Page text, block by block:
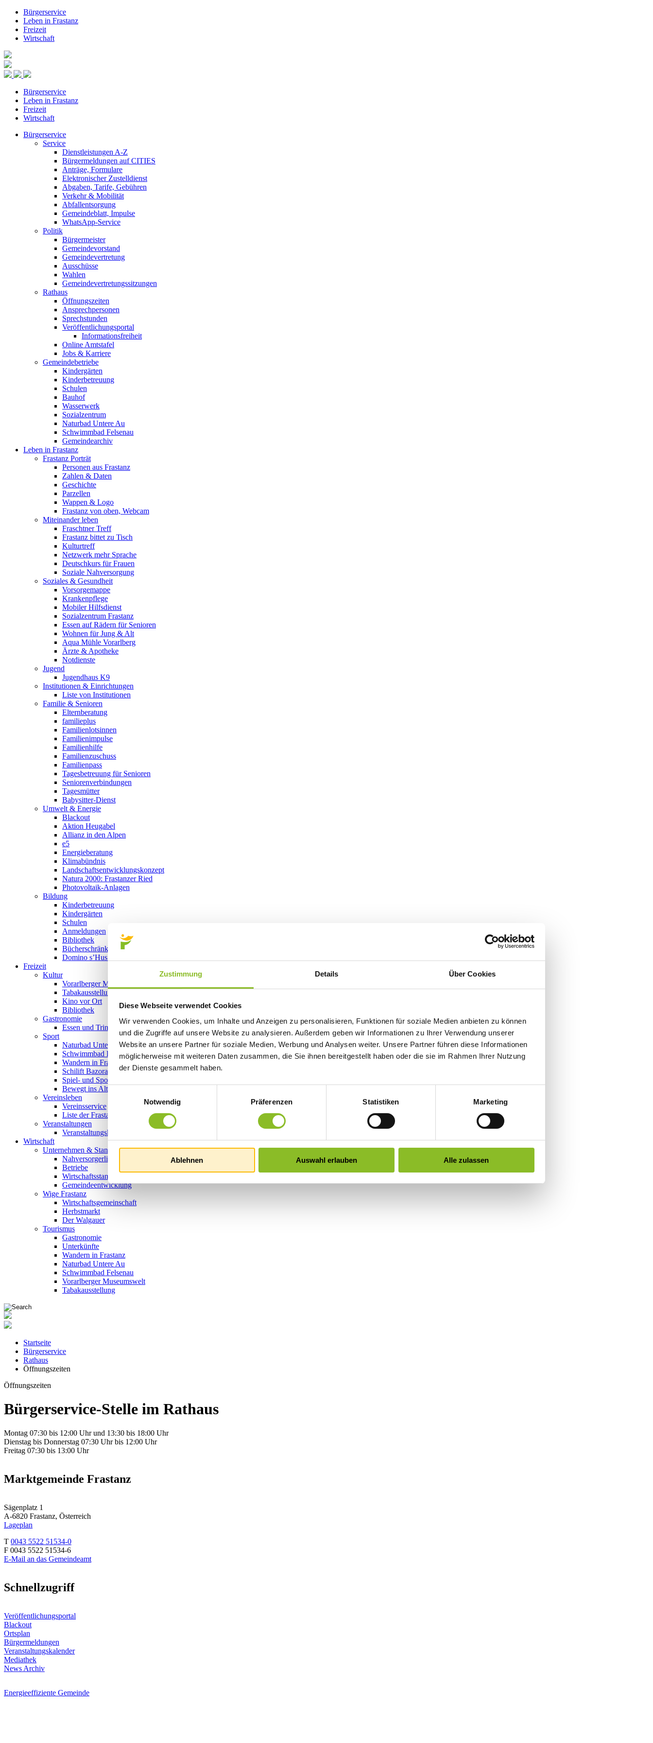
Zustimmung Details Über Cookies
Diese Webseite verwendet Cookies
Wir verwenden Cookies, um Inhalte und Anzeigen zu personalisieren, Funktionen für soziale Medien anbieten zu können
und die Zugriffe auf unsere Website zu analysieren. Außerdem geben wir Informationen zu Ihrer Verwendung unserer
Website an unsere Partner für soziale Medien, Werbung und Analysen weiter. Unsere Partner führen diese Informationen
möglicherweise mit weiteren Daten zusammen, die Sie ihnen bereitgestellt haben oder die sie im Rahmen Ihrer Nutzung
der Dienste gesammelt haben.
Einwilligungsauswahl
Notwendig
Präferenzen Statistiken Marketing
Ablehnen Auswahl erlauben Alle zulassen
Bürgerservice
Leben in Frastanz
Freizeit
Wirtschaft
Bürgerservice
Leben in Frastanz
Freizeit
Wirtschaft
Bürgerservice
Service
Dienstleistungen A-Z
Bürgermeldungen auf CITIES
Anträge, Formulare
Elektronischer Zustelldienst
Abgaben, Tarife, Gebühren
Verkehr & Mobilität
Abfallentsorgung
Gemeindeblatt, Impulse
WhatsApp-Service
Politik
Bürgermeister
Gemeindevorstand
Gemeindevertretung
Ausschüsse
Wahlen
Gemeindevertretungssitzungen
Rathaus
Öffnungszeiten
Ansprechpersonen
Sprechstunden
Veröffentlichungsportal
Informationsfreiheit
Online Amtstafel
Jobs & Karriere
Gemeindebetriebe
Kindergärten
Kinderbetreuung
Schulen
Bauhof
Wasserwerk
Sozialzentrum
Naturbad Untere Au
Schwimmbad Felsenau
Gemeindearchiv
Leben in Frastanz
Frastanz Porträt
Personen aus Frastanz
Zahlen & Daten
Geschichte
Parzellen
Wappen & Logo
Frastanz von oben, Webcam
Miteinander leben
Fraschtner Treff
Frastanz bittet zu Tisch
Kulturtreff
Netzwerk mehr Sprache
Deutschkurs für Frauen
Soziale Nahversorgung
Soziales & Gesundheit
Vorsorgemappe
Krankenpflege
Mobiler Hilfsdienst
Sozialzentrum Frastanz
Essen auf Rädern für Senioren
Wohnen für Jung & Alt
Aqua Mühle Vorarlberg
Ärzte & Apotheke
Notdienste
Jugend
Jugendhaus K9
Institutionen & Einrichtungen
Liste von Institutionen
Familie & Senioren
Elternberatung
familieplus
Familienlotsinnen
Familienimpulse
Familienhilfe
Familienzuschuss
Familienpass
Tagesbetreuung für Senioren
Seniorenverbindungen
Tagesmütter
Babysitter-Dienst
Umwelt & Energie
Blackout
Aktion Heugabel
Allianz in den Alpen
e5
Energieberatung
Klimabündnis
Landschaftsentwicklungskonzept
Natura 2000: Frastanzer Ried
Photovoltaik-Anlagen
Bildung
Kinderbetreuung
Kindergärten
Schulen
Anmeldungen
Bibliothek
Bücherschränke
Domino s’Hus am Kirchplatz
Freizeit
Kultur
Vorarlberger Museumswelt
Tabakausstellung
Kino vor Ort
Bibliothek
Gastronomie
Essen und Trinken in Frastanz
Sport
Naturbad Untere Au
Schwimmbad Felsenau
Wandern in Frastanz
Schilift Bazora
Spiel- und Sportstätten
Bewegt ins Alter
Vereinsleben
Vereinsservice
Liste der Frastanzer Vereine
Veranstaltungen
Veranstaltungskalender
Wirtschaft
Unternehmen & Standort
Nahversorgerliste
Betriebe
Wirtschaftsstandort Frastanz
Gemeindeentwicklung
Wige Frastanz
Wirtschaftsgemeinschaft
Herbstmarkt
Der Walgauer
Tourismus
Gastronomie
Unterkünfte
Wandern in Frastanz
Naturbad Untere Au
Schwimmbad Felsenau
Vorarlberger Museumswelt
Tabakausstellung
Startseite
Bürgerservice
Rathaus
Öffnungszeiten
Öffnungszeiten
Bürgerservice-Stelle im Rathaus
Montag 07:30 bis 12:00 Uhr und 13:30 bis 18:00 Uhr
Dienstag bis Donnerstag 07:30 Uhr bis 12:00 Uhr
Freitag 07:30 bis 13:00 Uhr
Marktgemeinde Frastanz
Sägenplatz 1
A-6820 Frastanz, Österreich
Lageplan
T 0043 5522 51534-0
F 0043 5522 51534-6
E-Mail an das Gemeindeamt
Schnellzugriff
Veröffentlichungsportal
Blackout
Ortsplan
Bürgermeldungen
Veranstaltungskalender
Mediathek
News Archiv
Energieeffiziente Gemeinde